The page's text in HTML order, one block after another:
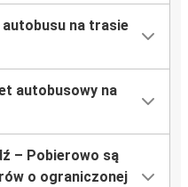
autobusu na trasie
autobusowy na
– Pobierowo są
o ograniczonej